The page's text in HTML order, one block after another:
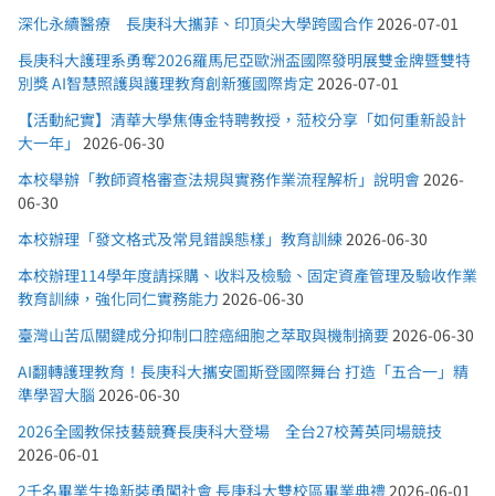
深化永續醫療 長庚科大攜菲、印頂尖大學跨國合作2026-07-01
長庚科大護理系勇奪2026羅馬尼亞歐洲盃國際發明展雙金牌暨雙特
別獎 AI智慧照護與護理教育創新獲國際肯定 2026-07-01
【活動紀實】清華大學焦傳金特聘教授，蒞校分享「如何重新設計
大一年」 2026-06-30
本校舉辦「教師資格審查法規與實務作業流程解析」說明會2026-
06-30
本校辦理「發文格式及常見錯誤態樣」教育訓練2026-06-30
本校辦理114學年度請採購、收料及檢驗、固定資產管理及驗收作業
教育訓練，強化同仁實務能力 2026-06-30
臺灣山苦瓜關鍵成分抑制口腔癌細胞之萃取與機制摘要2026-06-30
AI翻轉護理教育！長庚科大攜安圖斯登國際舞台 打造「五合一」精
準學習大腦 2026-06-30
2026全國教保技藝競賽長庚科大登場 全台27校菁英同場競技
2026-06-01
2千名畢業生換新裝勇闖社會 長庚科大雙校區畢業典禮2026-06-01